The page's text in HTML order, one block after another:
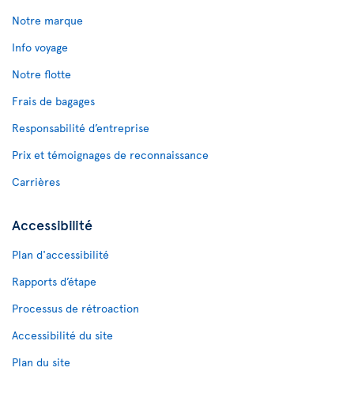
Notre marque
Info voyage
Notre flotte
Frais de bagages
Responsabilité d’entreprise
Prix et témoignages de reconnaissance
Carrières
Accessibilité
Plan d'accessibilité
Rapports d’étape
Processus de rétroaction
Accessibilité du site
Plan du site